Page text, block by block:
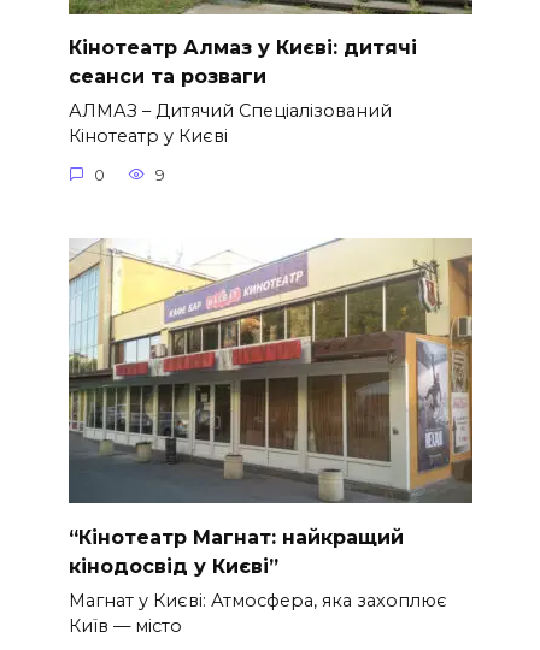
Кінотеатр Алмаз у Києві: дитячі
сеанси та розваги
АЛМАЗ – Дитячий Спеціалізований
Кінотеатр у Києві
0 9
“Кінотеатр Магнат: найкращий
кінодосвід у Києві”
Магнат у Києві: Атмосфера, яка захоплює
Київ — місто